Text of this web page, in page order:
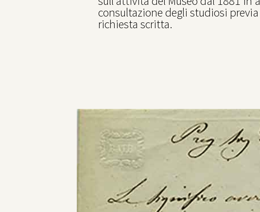
consultazione degli studiosi
richiesta scritta.